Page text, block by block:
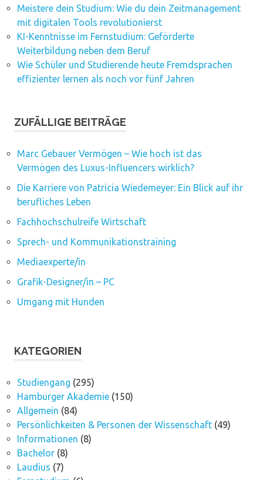
Meistere dein Studium: Wie du dein Zeitmanagement
mit digitalen Tools revolutionierst
KI-Kenntnisse im Fernstudium: Geförderte
Weiterbildung neben dem Beruf
Wie Schüler und Studierende heute Fremdsprachen
effizienter lernen als noch vor fünf Jahren
ZUFÄLLIGE BEITRÄGE
Marc Gebauer Vermögen – Wie hoch ist das
Vermögen des Luxus-Influencers wirklich?
Die Karriere von Patricia Wiedemeyer: Ein Blick auf ihr
berufliches Leben
Fachhochschulreife Wirtschaft
Sprech- und Kommunikationstraining
Mediaexperte/in
Grafik-Designer/in – PC
Umgang mit Hunden
KATEGORIEN
Studiengang (295)
Hamburger Akademie(150)
Allgemein (84)
Persönlichkeiten & Personen der Wissenschaft(49)
Informationen (8)
Bachelor(8)
Laudius (7)